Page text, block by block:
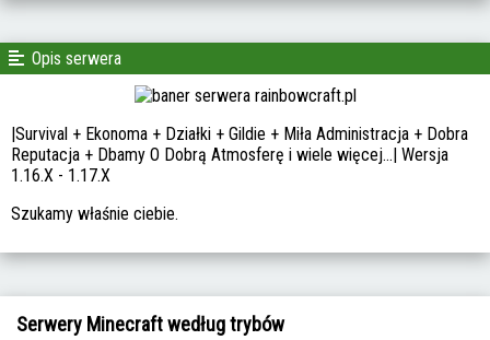
Opis serwera
|Survival + Ekonoma + Działki + Gildie + Miła Administracja + Dobra
Reputacja + Dbamy O Dobrą Atmosferę i wiele więcej…| Wersja
1.16.X - 1.17.X
Szukamy właśnie ciebie.
Serwery Minecraft według trybów